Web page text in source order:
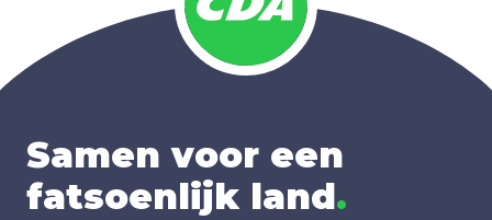
Samen voor een
fatsoenlijk land.